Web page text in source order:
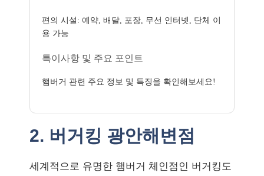
편의 시설: 예약, 배달, 포장, 무선 인터넷, 단체 이
용 가능
특이사항 및 주요 포인트
햄버거 관련 주요 정보 및 특징을 확인해보세요!
2. 버거킹 광안해변점
세계적으로 유명한 햄버거 체인점인 버거킹도